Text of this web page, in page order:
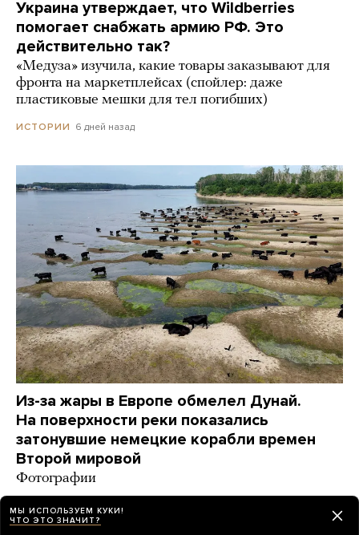
Украина утверждает, что Wildberries
помогает снабжать армию РФ. Это
действительно так?
«Медуза» изучила, какие товары заказывают для
фронта на маркетплейсах (спойлер: даже
пластиковые мешки для тел погибших)
ИСТОРИИ 6 дней назад
Из-за жары в Европе обмелел Дунай.
На поверхности реки показались
затонувшие немецкие корабли времен
Второй мировой
Фотографии
НОВОСТИ
МЫ ИСПОЛЬЗУЕМ КУКИ!
ЧТО ЭТО ЗНАЧИТ?